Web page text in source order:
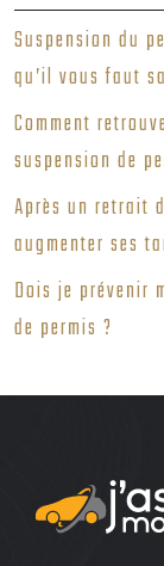
Suspension du
qu’il vous faut
Comment
suspension de
Après un retrait
augmenter ses
Dois je prévenir
de permis ?